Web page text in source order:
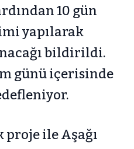
10 gün
yapılarak
bildirildi.
günü içerisinde
ile Aşağı